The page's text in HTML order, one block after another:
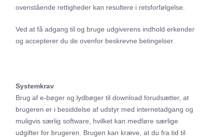
ovenstående rettigheder kan resultere i retsforfølgelse.
Ved at få adgang til og bruge udgiverens indhold erkender
og accepterer du de ovenfor beskrevne betingelser.
Systemkrav
Brug af e-bøger og lydbøger til download forudsætter, at
brugeren er i besiddelse af udstyr med internetadgang og
muligvis særlig software, hvilket kan medføre særlige
udgifter for brugeren. Brugen kan kræve, at du fra tid til